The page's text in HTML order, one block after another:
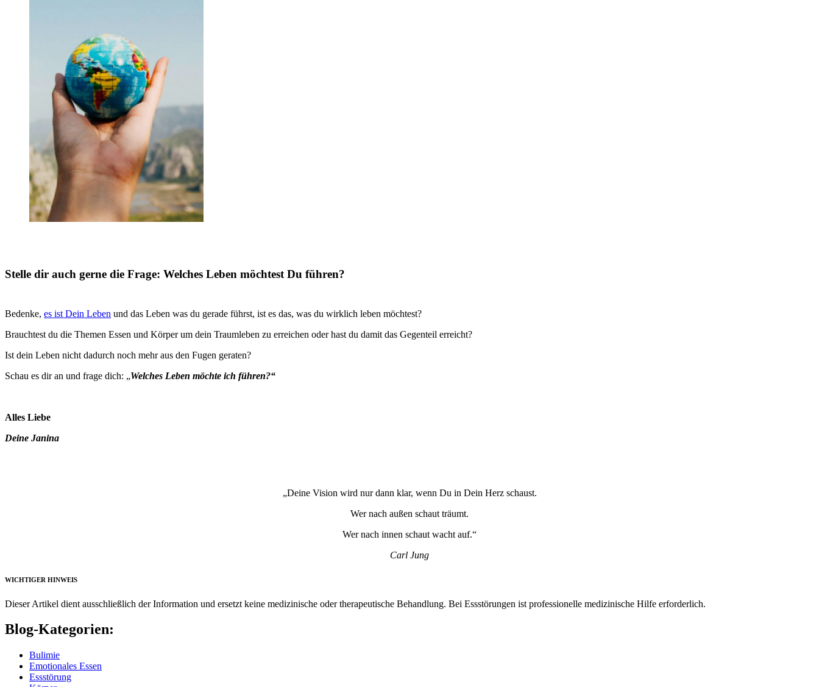
Stelle dir auch gerne die Frage: Welches Leben möchtest Du führen?
Bedenke, es ist Dein Leben und das Leben was du gerade führst, ist es das, was du wirklich leben möchtest?
Brauchtest du die Themen Essen und Körper um dein Traumleben zu erreichen oder hast du damit das Gegenteil erreicht?
Ist dein Leben nicht dadurch noch mehr aus den Fugen geraten?
Schau es dir an und frage dich: „Welches Leben möchte ich führen?“
Alles Liebe
Deine Janina
„Deine Vision wird nur dann klar, wenn Du in Dein Herz schaust.
Wer nach außen schaut träumt.
Wer nach innen schaut wacht auf.“
Carl Jung
WICHTIGER HINWEIS
Dieser Artikel dient ausschließlich der Information und ersetzt keine medizinische oder therapeutische Behandlung. Bei Essstörungen ist professionelle medizinische Hilfe erforderlich.
Blog-Kategorien:
Bulimie
Emotionales Essen
Essstörung